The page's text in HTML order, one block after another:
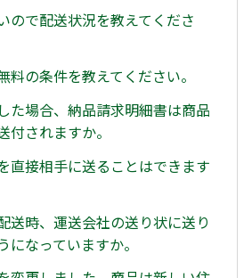
ので配送状況を教えてくださ
料の条件を教えてください。
た場合、納品請求明細書は商品
付されますか。
直接相手に送ることはできます
送時、運送会社の送り状に送り
になっていますか。